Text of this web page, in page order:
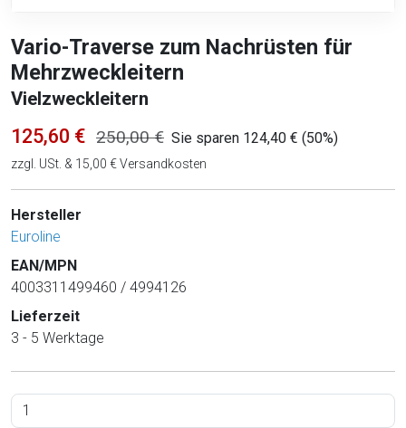
Vario-Traverse zum Nachrüsten für
Mehrzweckleitern
Vielzweckleitern
125,60 € 250,00 € Sie sparen 124,40 € (50%)
zzgl. USt. & 15,00 € Versandkosten
Hersteller
Euroline
EAN/MPN
4003311499460 / 4994126
Lieferzeit
3 - 5 Werktage